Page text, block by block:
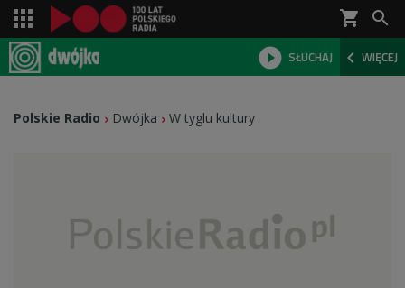
shopping_cart 
 SŁUCHAJ  WIĘCEJ

Polskie Radio Dwójka W tyglu kultury